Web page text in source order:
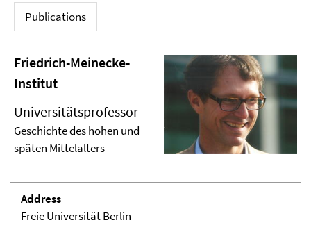
Publications
Friedrich-Meinecke-
Institut
Universitätsprofessor
Geschichte des hohen und
späten Mittelalters
Address
Freie Universität Berlin